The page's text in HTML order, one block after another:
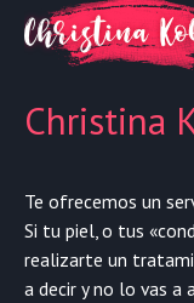
Christina
Te ofrecemos un
Si tu piel, o tus
realizarte un
a decir y no lo vas a